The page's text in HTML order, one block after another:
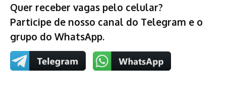
Quer receber vagas pelo celular?
Participe de nosso canal do Telegram e o
grupo do WhatsApp.